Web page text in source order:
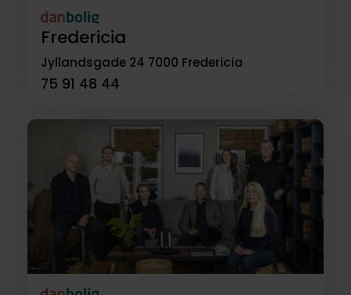
Fredericia
Jyllandsgade 24 7000 Fredericia
75 91 48 44